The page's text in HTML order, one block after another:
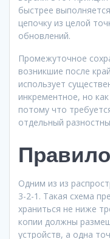
быстрее
цепочку из целой
обновлений.
Промежуточное
возникшие после
использует
инкрементное, но
потому что
отдельный
Одним из из
3-2-1. Такая схема
храниться не ниже
копии должны
устройств, а одна